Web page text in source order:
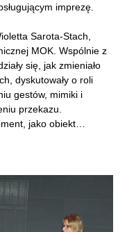
imprezę.
Sarota-Stach,
MOK. Wspólnie z
się, jak zmieniało
dyskutowały o roli
gestów, mimiki i
przekazu.
jako obiekt…